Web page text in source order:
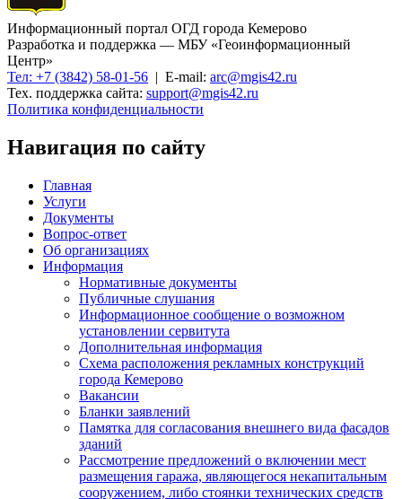
Информационный портал ОГД города Кемерово
Разработка и поддержка — МБУ «Геоинформационный
Центр»
Тел: +7 (3842) 58-01-56 | E-mail: arc@mgis42.ru
Тех. поддержка сайта: support@mgis42.ru
Политика конфиденциальности
Навигация по сайту
Главная
Услуги
Документы
Вопрос-ответ
Об организациях
Информация
Нормативные документы
Публичные слушания
Информационное сообщение о возможном
установлении сервитута
Дополнительная информация
Схема расположения рекламных конструкций
города Кемерово
Вакансии
Бланки заявлений
Памятка для согласования внешнего вида фасадов
зданий
Рассмотрение предложений о включении мест
размещения гаража, являющегося некапитальным
сооружением, либо стоянки технических средств